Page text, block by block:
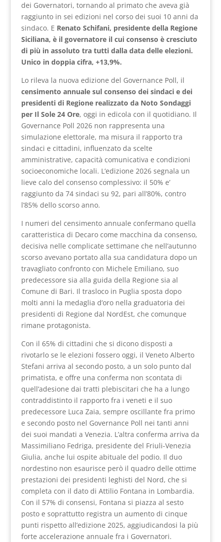
dei Governatori, tornando al primato che aveva già
raggiunto in sei edizioni nel corso dei suoi 10 anni da
sindaco. E Renato Schifani, presidente della Regione
Siciliana, è il governatore il cui consenso è cresciuto
di più in assoluto tra tutti dalla data delle elezioni.
Unico in doppia cifra, +13,9%.
Lo rileva la nuova edizione del Governance Poll, il
censimento annuale sul consenso dei sindaci e dei
presidenti di Regione realizzato da Noto Sondaggi
per Il Sole 24 Ore, oggi in edicola con il quotidiano. Il
Governance Poll 2026 non rappresenta una
simulazione elettorale, ma misura il rapporto tra
sindaci e cittadini, influenzato da scelte
amministrative, capacità comunicativa e condizioni
socioeconomiche locali. L’edizione 2026 segnala un
lieve calo del consenso complessivo: il 50% e’
raggiunto da 74 sindaci su 92, pari all’80%, contro
l’85% dello scorso anno.
I numeri del censimento annuale confermano quella
caratteristica di Decaro come macchina da consenso,
decisiva nelle complicate settimane che nell’autunno
scorso avevano portato alla sua candidatura dopo un
travagliato confronto con Michele Emiliano, suo
predecessore sia alla guida della Regione sia al
Comune di Bari. Il trasloco in Puglia sposta dopo
molti anni la medaglia d’oro nella graduatoria dei
presidenti di Regione dal NordEst, che comunque
rimane protagonista.
Con il 65% di cittadini che si dicono disposti a
rivotarlo se le elezioni fossero oggi, il Veneto Alberto
Stefani arriva al secondo posto, a un solo punto dal
primatista, e offre una conferma non scontata di
quell’adesione dai tratti plebiscitari che ha a lungo
contraddistinto il rapporto fra i veneti e il suo
predecessore Luca Zaia, sempre oscillante fra primo
e secondo posto nel Governance Poll nei tanti anni
dei suoi mandati a Venezia. L’altra conferma arriva da
Massimiliano Fedriga, presidente del Friuli-Venezia
Giulia, anche lui ospite abituale del podio. Il duo
nordestino non esaurisce però il quadro delle ottime
prestazioni dei presidenti leghisti del Nord, che si
completa con il dato di Attilio Fontana in Lombardia.
Con il 57% di consensi, Fontana si piazza al sesto
posto e soprattutto registra un aumento di cinque
punti rispetto all’edizione 2025, aggiudicandosi la più
forte accelerazione annuale fra i Governatori.